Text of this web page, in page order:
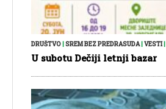
DRUŠTVO|SREM BEZ PREDRASUDA|VESTI|
U subotu Dečiji letnji bazar